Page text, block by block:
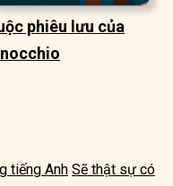
phiêu lưu của
tiếng Anh Sẽ thật sự có